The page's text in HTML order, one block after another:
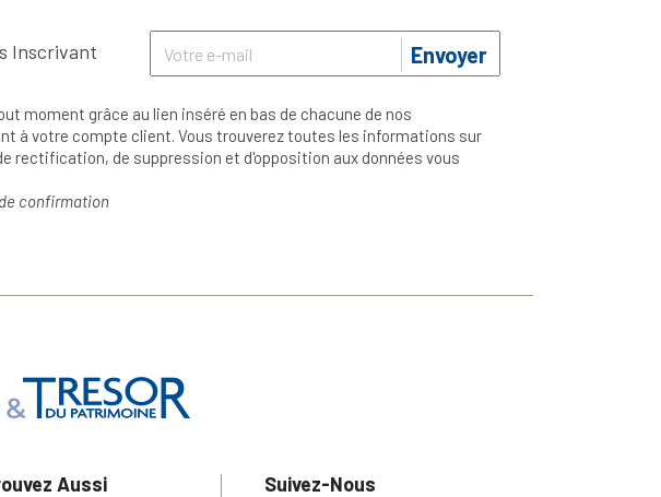
Inscrivant
Envoyer
moment grâce au lien inséré en bas de chacune de nos
à votre compte client. Vous trouverez toutes les informations sur
rectification, de suppression et d'opposition aux données vous
confirmation
Aussi Suivez-Nous